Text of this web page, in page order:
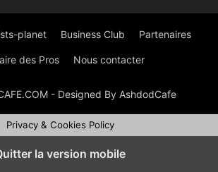
planet Business Club Partenaires
des Pros Nous contacter
- Designed By AshdodCafe
Privacy & Cookies Policy
la version mobile